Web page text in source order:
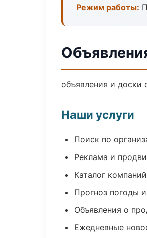
Режим работы:
объявления и доски
Наши услуги
Поиск по
Реклама и
Каталог
Прогноз погоды
Объявления о
Ежедневные